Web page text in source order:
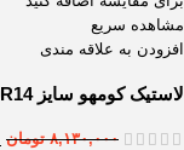
مشاهده سریع
افزودن به علاقه مندی
لاستیک کومهو سایز 205/60R14 مدل SOLUS HS11
۸,۱۳۰,۰۰۰ تومان